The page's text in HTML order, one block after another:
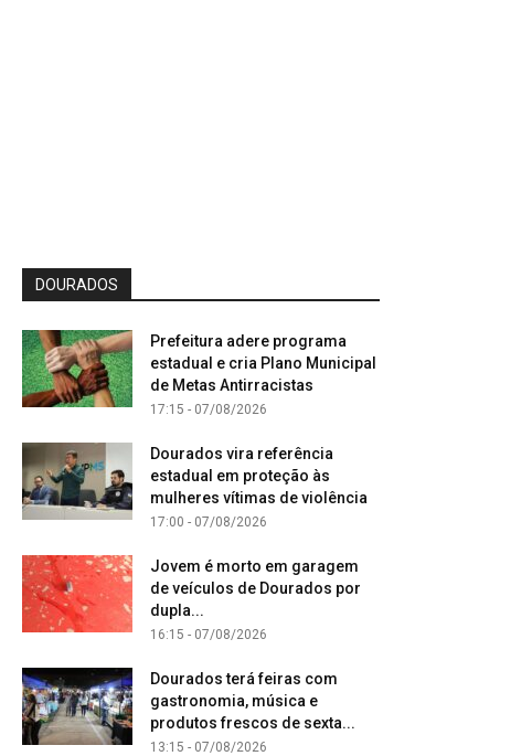
DOURADOS
Prefeitura adere programa
estadual e cria Plano Municipal
de Metas Antirracistas
17:15 - 07/08/2026
Dourados vira referência
estadual em proteção às
mulheres vítimas de violência
17:00 - 07/08/2026
Jovem é morto em garagem
de veículos de Dourados por
dupla...
16:15 - 07/08/2026
Dourados terá feiras com
gastronomia, música e
produtos frescos de sexta...
13:15 - 07/08/2026